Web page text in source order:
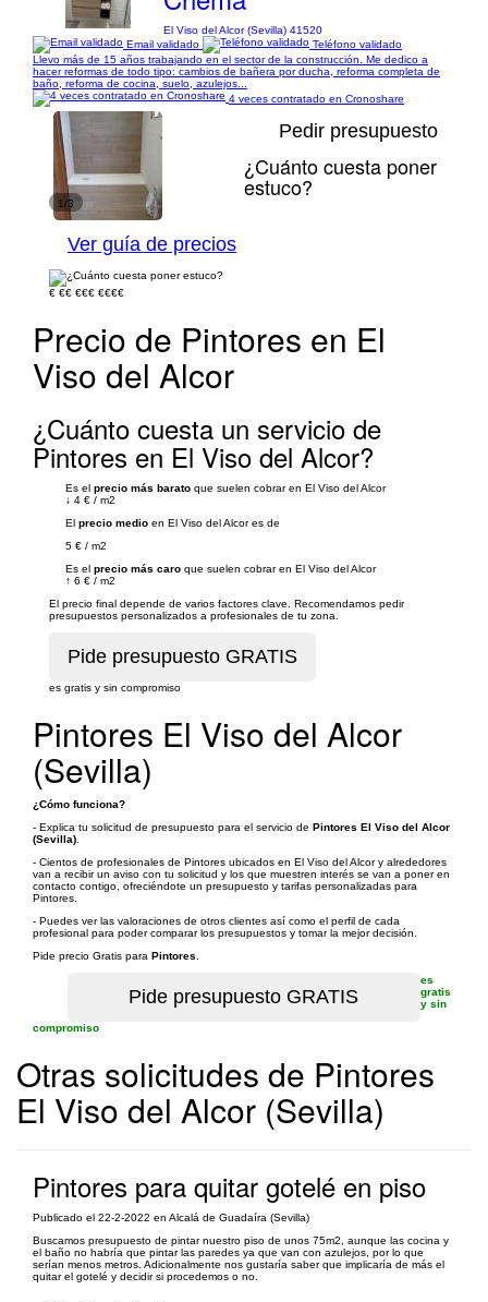
El Viso del Alcor (Sevilla) 41520
Email validado
Teléfono validado
Llevo más de 15 años trabajando en el sector de la construcción. Me dedico a
hacer reformas de todo tipo: cambios de bañera por ducha, reforma completa de
baño, reforma de cocina, suelo, azulejos...
4 veces contratado en Cronoshare
1/3
Pedir presupuesto
¿Cuánto cuesta poner
estuco?
Ver guía de precios
€ €€ €€€ €€€€
Precio de Pintores en El
Viso del Alcor
¿Cuánto cuesta un servicio de
Pintores en El Viso del Alcor?
Es el precio más barato que suelen cobrar en El Viso del Alcor
↓ 4 € / m2
El precio medio en El Viso del Alcor es de
5 € / m2
Es el precio más caro que suelen cobrar en El Viso del Alcor
↑ 6 € / m2
El precio final depende de varios factores clave. Recomendamos pedir
presupuestos personalizados a profesionales de tu zona.
es gratis y sin compromiso
Pintores El Viso del Alcor
(Sevilla)
¿Cómo funciona?
- Explica tu solicitud de presupuesto para el servicio de Pintores El Viso del Alcor
(Sevilla)
- Cientos de profesionales de Pintores ubicados en El Viso del Alcor y alrededores
van a recibir un aviso con tu solicitud y los que muestren interés se van a poner en
contacto contigo, ofreciéndote un presupuesto y tarifas personalizadas para
Pintores.
- Puedes ver las valoraciones de otros clientes así como el perfil de cada
profesional para poder comparar los presupuestos y tomar la mejor decisión.
Pide precio Gratis para Pintores
es
gratis
y sin
compromiso
Otras solicitudes de Pintores
El Viso del Alcor (Sevilla)
Pintores para quitar gotelé en piso
Publicado el 22-2-2022 en Alcalá de Guadaíra (Sevilla)
Buscamos presupuesto de pintar nuestro piso de unos 75m2, aunque las cocina y
el baño no habría que pintar las paredes ya que van con azulejos, por lo que
serían menos metros. Adicionalmente nos gustaría saber que implicaría de más el
quitar el gotelé y decidir si procedemos o no.